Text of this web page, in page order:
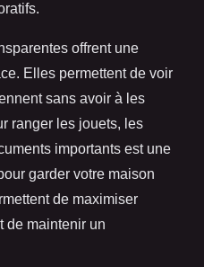
offrent une
Elles permettent de voir
sans avoir à les
ranger les jouets, les
importants est une
garder votre maison
de maximiser
de maintenir un